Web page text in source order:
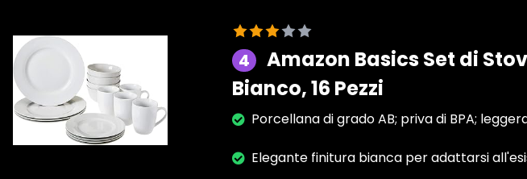
4
Amazon Basics Set di
Bianco, 16 Pezzi
Porcellana di grado AB; priva di BPA;
Elegante finitura bianca per adattarsi